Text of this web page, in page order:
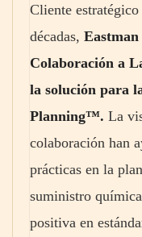
Cliente
décadas,
Colaboración a
la solución para
Planning™. La
colaboración han
prácticas en la
suministro
positiva en